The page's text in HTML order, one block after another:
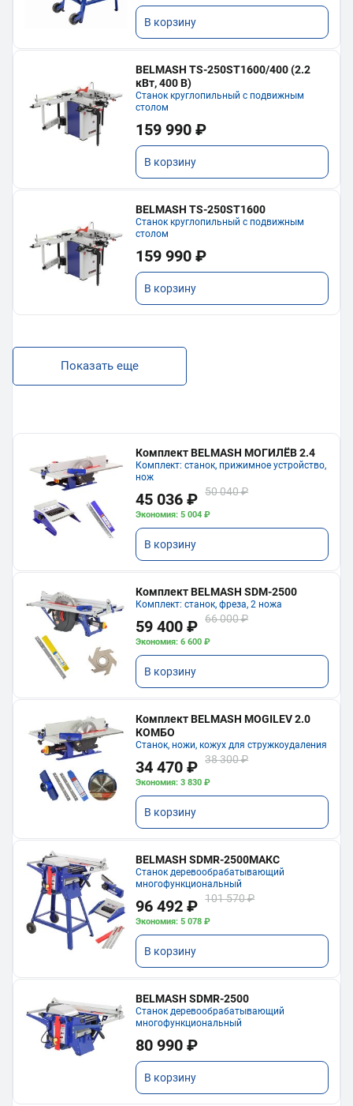
В корзину
BELMASH TS-250ST1600/400 (2.2
кВт, 400 В)
Станок круглопильный с подвижным
столом
159 990 ₽
В корзину
BELMASH TS-250ST1600
Станок круглопильный с подвижным
столом
159 990 ₽
В корзину
Показать еще
Комплект BELMASH МОГИЛЁВ 2.4
Комплект: станок, прижимное устройство,
нож
45 036 ₽ 50 040 ₽
Экономия: 5 004 ₽
В корзину
Комплект BELMASH SDM-2500
Комплект: станок, фреза, 2 ножа
59 400 ₽ 66 000 ₽
Экономия: 6 600 ₽
В корзину
Комплект BELMASH MOGILEV 2.0
КОМБО
Станок, ножи, кожух для стружкоудаления
34 470 ₽ 38 300 ₽
Экономия: 3 830 ₽
В корзину
BELMASH SDMR-2500МАКС
Станок деревообрабатывающий
многофункциональный
96 492 ₽ 101 570 ₽
Экономия: 5 078 ₽
В корзину
BELMASH SDMR-2500
Станок деревообрабатывающий
многофункциональный
80 990 ₽
В корзину